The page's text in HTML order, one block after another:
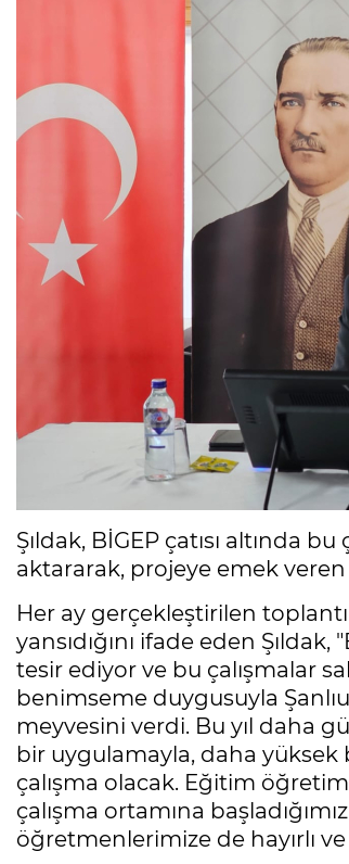
Şıldak, BİGEP çatısı altında
aktararak, projeye emek veren
Her ay gerçekleştirilen
yansıdığını ifade eden
tesir ediyor ve bu çalışmalar
benimseme duygusuyla
meyvesini verdi. Bu yıl daha
bir uygulamayla, daha
çalışma olacak. Eğitim
çalışma ortamına
öğretmenlerimize de hayırlı